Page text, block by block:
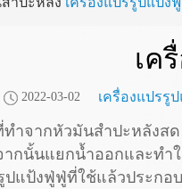
เค
2022-03-02 เครื่องแปรรู
ทำจากหัวมันสำปะหลัง
ากนั้นแยกน้ำออกและท
แป้งฟู่ฟู่ที่ใช้แล้วประกอ